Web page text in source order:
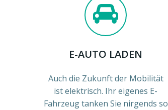
E-AUTO LADEN
Auch die Zukunft der Mobilität
ist elektrisch. Ihr eigenes E-
Fahrzeug tanken Sie nirgends so